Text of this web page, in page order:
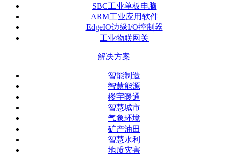
SBC工业单板电脑
ARM工业应用软件
EdgeIO边缘I/O控制器
工业物联网关
解决方案
智能制造
智慧能源
楼宇暖通
智慧城市
气象环境
矿产油田
智慧水利
地质灾害